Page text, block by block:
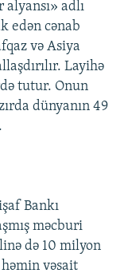
adlı
edən cənab
və Asiya
Layihə
tutur. Onun
dünyanın 49
Bankı
məcburi
də 10 milyon
həmin vəsait